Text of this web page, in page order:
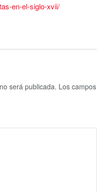
en-el-siglo-xvii/
será publicada. Los campos